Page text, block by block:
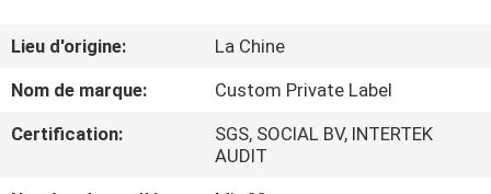
DE
NOUS
VISITE
Lieu d'origine:
La Chine
Nom de marque:
Custom Private Label
Certification:
SGS, SOCIAL BV, INTERTEK
AUDIT